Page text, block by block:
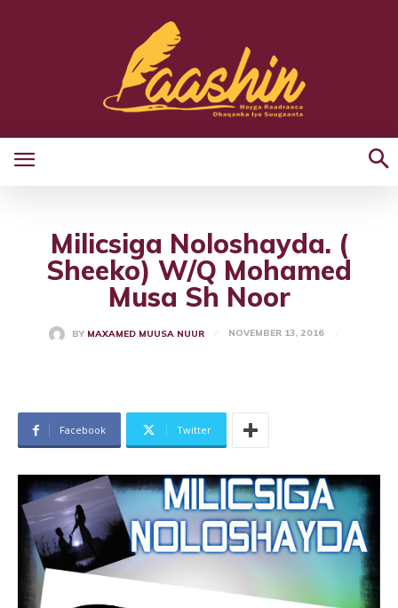
Milicsiga Noloshayda. (
Sheeko) W/Q Mohamed
Musa Sh Noor
BY MAXAMED MUUSA NUUR NOVEMBER 13, 2016
Facebook Twitter